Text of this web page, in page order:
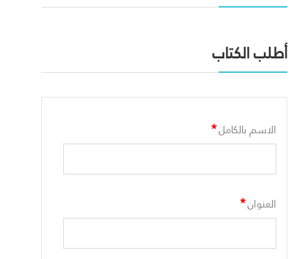
أطلب الكتاب
الاسم بالكامل*
العنوان*